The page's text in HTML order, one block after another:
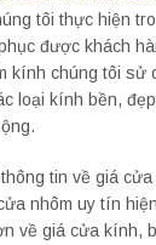
tôi thực hiện
được khách
kính chúng tôi sử
loại kính bền,
tin về giá
nhôm uy tín
về giá cửa kính,